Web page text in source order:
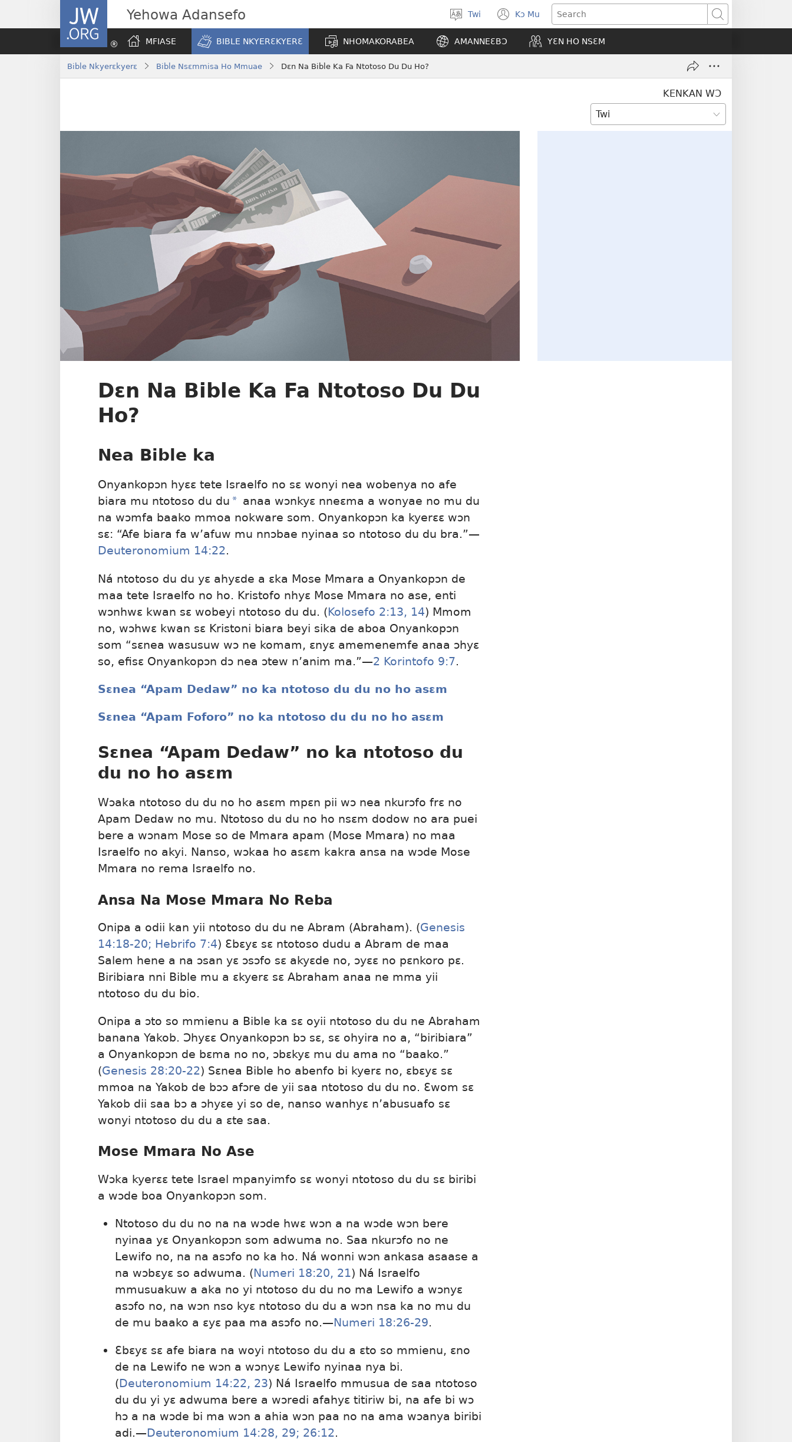
JW.ORG Yehowa Adansefo
Yi
kasa
a
wopɛ
Twi Kɔ Mu
(opens
new
window)
Search
MFIASE BIBLE NKYERƐKYERƐ NHOMAKORABEA AMANNEƐBƆ YƐN HO NSƐM
Bible Nkyerɛkyerɛ Bible Nsɛmmisa Ho Mmuae Dɛn Na Bible Ka Fa Ntotoso Du Du Ho?
KENKAN WƆ
Dɛn Na Bible Ka Fa Ntotoso Du Du
Ho?
Nea Bible ka
Onyankopɔn hyɛɛ tete Israelfo no sɛ wonyi nea wobenya no afe
biara mu ntotoso du du a anaa wɔnkyɛ nneɛma a wonyae no mu du
na wɔmfa baako mmoa nokware som. Onyankopɔn ka kyerɛɛ wɔn
sɛ: “Afe biara fa w’afuw mu nnɔbae nyinaa so ntotoso du du bra.”—
Deuteronomium 14:22.
Ná ntotoso du du yɛ ahyɛde a ɛka Mose Mmara a Onyankopɔn de
maa tete Israelfo no ho. Kristofo nhyɛ Mose Mmara no ase, enti
wɔnhwɛ kwan sɛ wobeyi ntotoso du du. (Kolosefo 2:13, 14) Mmom
no, wɔhwɛ kwan sɛ Kristoni biara beyi sika de aboa Onyankopɔn
som “sɛnea wasusuw wɔ ne komam, ɛnyɛ amemenemfe anaa ɔhyɛ
so, efisɛ Onyankopɔn dɔ nea ɔtew n’anim ma.”—2 Korintofo 9:7.
Sɛnea “Apam Dedaw” no ka ntotoso du du no ho asɛm
Sɛnea “Apam Foforo” no ka ntotoso du du no ho asɛm
Sɛnea “Apam Dedaw” no ka ntotoso du
du no ho asɛm
Wɔaka ntotoso du du no ho asɛm mpɛn pii wɔ nea nkurɔfo frɛ no
Apam Dedaw no mu. Ntotoso du du no ho nsɛm dodow no ara puei
bere a wɔnam Mose so de Mmara apam (Mose Mmara) no maa
Israelfo no akyi. Nanso, wɔkaa ho asɛm kakra ansa na wɔde Mose
Mmara no rema Israelfo no.
Ansa Na Mose Mmara No Reba
Onipa a odii kan yii ntotoso du du ne Abram (Abraham). (Genesis
14:18-20; Hebrifo 7:4) Ɛbɛyɛ sɛ ntotoso dudu a Abram de maa
Salem hene a na ɔsan yɛ ɔsɔfo sɛ akyɛde no, ɔyɛɛ no pɛnkoro pɛ.
Biribiara nni Bible mu a ɛkyerɛ sɛ Abraham anaa ne mma yii
ntotoso du du bio.
Onipa a ɔto so mmienu a Bible ka sɛ oyii ntotoso du du ne Abraham
banana Yakob. Ɔhyɛɛ Onyankopɔn bɔ sɛ, sɛ ohyira no a, “biribiara”
a Onyankopɔn de bɛma no no, ɔbɛkyɛ mu du ama no “baako.”
(Genesis 28:20-22) Sɛnea Bible ho abenfo bi kyerɛ no, ɛbɛyɛ sɛ
mmoa na Yakob de bɔɔ afɔre de yii saa ntotoso du du no. Ɛwom sɛ
Yakob dii saa bɔ a ɔhyɛe yi so de, nanso wanhyɛ n’abusuafo sɛ
wonyi ntotoso du du a ɛte saa.
Mose Mmara No Ase
Wɔka kyerɛɛ tete Israel mpanyimfo sɛ wonyi ntotoso du du sɛ biribi
a wɔde boa Onyankopɔn som.
Ntotoso du du no na na wɔde hwɛ wɔn a na wɔde wɔn bere
nyinaa yɛ Onyankopɔn som adwuma no. Saa nkurɔfo no ne
Lewifo no, na na asɔfo no ka ho. Ná wonni wɔn ankasa asaase a
na wɔbɛyɛ so adwuma. (Numeri 18:20, 21) Ná Israelfo
mmusuakuw a aka no yi ntotoso du du no ma Lewifo a wɔnyɛ
asɔfo no, na wɔn nso kyɛ ntotoso du du a wɔn nsa ka no mu du
de mu baako a ɛyɛ paa ma asɔfo no.—Numeri 18:26-29.
Ɛbɛyɛ sɛ afe biara na woyi ntotoso du du a ɛto so mmienu, ɛno
de na Lewifo ne wɔn a wɔnyɛ Lewifo nyinaa nya bi.
(Deuteronomium 14:22, 23) Ná Israelfo mmusua de saa ntotoso
du du yi yɛ adwuma bere a wɔredi afahyɛ titiriw bi, na afe bi wɔ
hɔ a na wɔde bi ma wɔn a ahia wɔn paa no na ama wɔanya biribi
adi.—Deuteronomium 14:28, 29; 26:12.